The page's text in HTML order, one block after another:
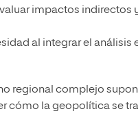
impactos indirectos
al integrar el
regional complejo
cómo la geopolítica se